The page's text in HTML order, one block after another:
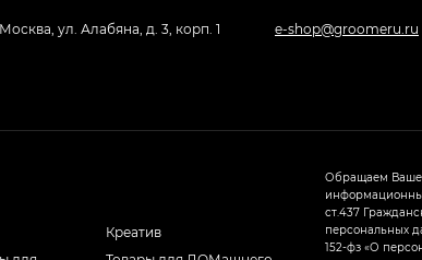
Москва, ул. Алабяна, д. 3, корп. 1 e-shop@groomeru.ru
Креатив
Обращаем Ваше
ст.437
персональных
152-фз «О